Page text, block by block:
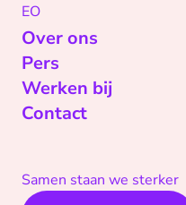
EO
Over ons
Pers
Werken bij
Contact
Samen staan we sterker